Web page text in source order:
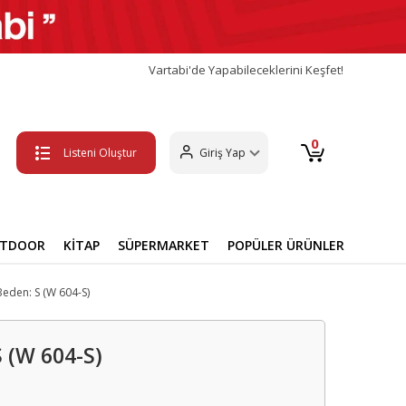
Vartabi'de Yapabileceklerini Keşfet!
Listeni Oluştur Giriş Yap 0
KİTAP SÜPERMARKET POPÜLER ÜRÜNLER
S (W 604-S)
604-S)